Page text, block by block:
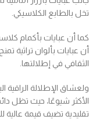
تخل بالطابع الكلاسيكي.
كما أن عبايات بأكمام
أن عبايات بألوان تراثية
الثقافي في إطلالتها.
ولعشاق الإطلالة الراقية
الأكثر شيوعًا، حيث تظل
تقليدية تضيف قيمة عالية